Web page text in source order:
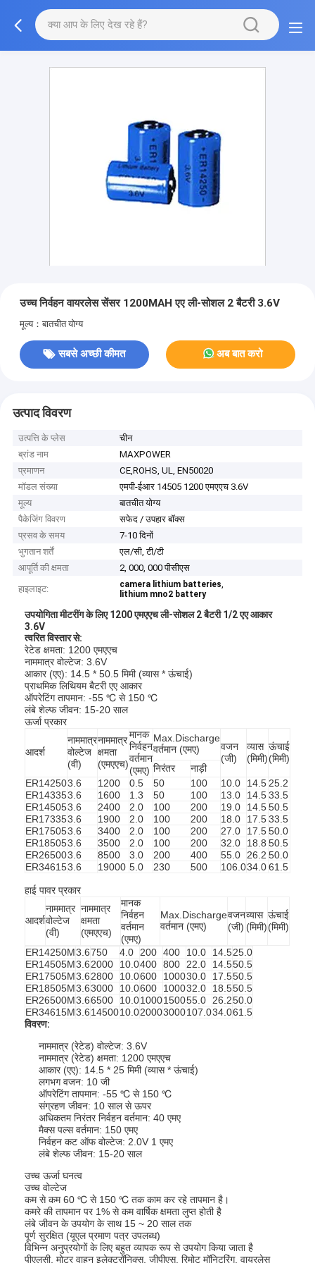
उच्च निर्वहन वायरलेस सेंसर 1200MAH एए ली-सोशल 2 बैटरी 3.6V
मूल्य：बातचीत योग्य
सबसे अच्छी कीमत अब बात करो
उत्पाद विवरण
उत्पत्ति के प्लेस
चीन
ब्रांड नाम
MAXPOWER
प्रमाणन
CE,ROHS, UL, EN50020
मॉडल संख्या
एमपी-ईआर 14505 1200 एमएएच 3.6V
मूल्य
बातचीत योग्य
पैकेजिंग विवरण
सफेद / उपहार बॉक्स
प्रसव के समय
7-10 दिनों
भुगतान शर्तें
एल/सी, टी/टी
आपूर्ति की क्षमता
2, 000, 000 पीसीएस
हाइलाइट:
camera lithium batteries,
lithium mno2 battery
उपयोगिता मीटरींग के लिए 1200 एमएएच ली-सोशल 2 बैटरी 1/2 एए आकार
3.6V
त्वरित विस्तार से:
रेटेड क्षमता: 1200 एमएएच
नाममात्र वोल्टेज: 3.6V
आकार (एए): 14.5 * 50.5 मिमी (व्यास * ऊंचाई)
प्राथमिक लिथियम बैटरी एए आकार
ऑपरेटिंग तापमान: -55 ℃ से 150 ℃
लंबे शेल्फ जीवन: 15-20 साल
ऊर्जा प्रकार
आदर्श
नाममात्र
वोल्टेज
(वी)
नाममात्र
क्षमता
(एमएएच)
मानक
निर्वहन
वर्तमान
(एमए)
Max.Discharge
वर्तमान (एमए)
वजन
(जी)
व्यास
(मिमी)
ऊंचाई
(मिमी)
निरंतर
नाड़ी
ER142503.6 1200 0.5 50 100 10.0 14.5 25.2
ER143353.6 1600 1.3 50 100 13.0 14.5 33.5
ER145053.6 2400 2.0 100 200 19.0 14.5 50.5
ER173353.6 1900 2.0 100 200 18.0 17.5 33.5
ER175053.6 3400 2.0 100 200 27.0 17.5 50.0
ER185053.6 3500 2.0 100 200 32.0 18.8 50.5
ER265003.6 8500 3.0 200 400 55.0 26.2 50.0
ER346153.6 19000 5.0 230 500 106.034.0 61.5
हाई पावर प्रकार
आदर्श
नाममात्र
वोल्टेज
(वी)
नाममात्र
क्षमता
(एमएएच)
मानक
निर्वहन
वर्तमान
(एमए)
Max.Discharge
वर्तमान (एमए)
वजन
(जी)
व्यास
(मिमी)
ऊंचाई
(मिमी)
ER14250M3.6750 4.0 200 400 10.0 14.525.0
ER14505M3.62000 10.0400 800 22.0 14.550.5
ER17505M3.62800 10.0600 100030.0 17.550.5
ER18505M3.63000 10.0600 100032.0 18.550.5
ER26500M3.66500 10.01000150055.0 26.250.0
ER34615M3.61450010.020003000107.034.061.5
विवरण:
नाममात्र (रेटेड) वोल्टेज: 3.6V
नाममात्र (रेटेड) क्षमता: 1200 एमएएच
आकार (एए): 14.5 * 25 मिमी (व्यास * ऊंचाई)
लगभग वजन: 10 जी
ऑपरेटिंग तापमान: -55 ℃ से 150 ℃
संग्रहण जीवन: 10 साल से ऊपर
अधिकतम निरंतर निर्वहन वर्तमान: 40 एमए
मैक्स पल्स वर्तमान: 150 एमए
निर्वहन कट ऑफ वोल्टेज: 2.0V 1 एमए
लंबे शेल्फ जीवन: 15-20 साल
उच्च ऊर्जा घनत्व
उच्च वोल्टेज
कम से कम 60 ℃ से 150 ℃ तक काम कर रहे तापमान है।
कमरे की तापमान पर 1% से कम वार्षिक क्षमता लुप्त होती है
लंबे जीवन के उपयोग के साथ 15 ~ 20 साल तक
पूर्ण सुरक्षित (यूएल प्रमाण पत्र उपलब्ध)
विभिन्न अनुप्रयोगों के लिए बहुत व्यापक रूप से उपयोग किया जाता है
पीएलसी, मोटर वाहन इलेक्ट्रॉनिक्स, जीपीएस, रिमोट मॉनिटरिंग, वायरलेस